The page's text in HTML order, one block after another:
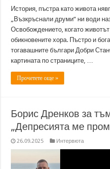
История, пъстра като живота
„Възкръснали друми“ ни води
Освобождението, когато
обикновените хора. Пъстро и
тогавашните българи Добри
картината по страниците, …
Прочетете още »
Борис Дренков за
„Депресията ме
26.09.2025 Интервюта